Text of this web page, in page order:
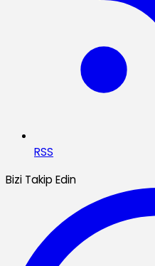
RSS
Bizi Takip Edin